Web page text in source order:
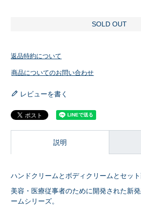
SOLD OUT
返品特約について
商品についてのお問い合わせ
レビューを書く
説明
ハンドクリームとボディクリームとセット
美容・医療従事者のために開発された新
ームシリーズ。